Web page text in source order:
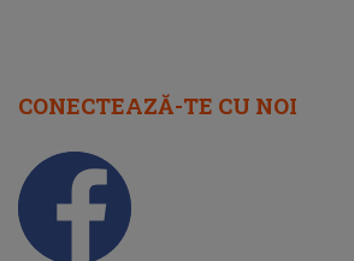
CONECTEAZĂ-TE CU NOI